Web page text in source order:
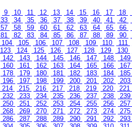
9 10 11 12 13 14 15 16 17 18
33 34 35 36 37 38 39 40 41 42
57 58 59 60 61 62 63 64 65 66
81 82 83 84 85 86 87 88 89 90
104 105 106 107 108 109 110 111
123 124 125 126 127 128 129 130
142 143 144 145 146 147 148 149
160 161 162 163 164 165 166 167
178 179 180 181 182 183 184 185
196 197 198 199 200 201 202 203
214 215 216 217 218 219 220 221
232 233 234 235 236 237 238 239
250 251 252 253 254 255 256 257
268 269 270 271 272 273 274 275
286 287 288 289 290 291 292 293